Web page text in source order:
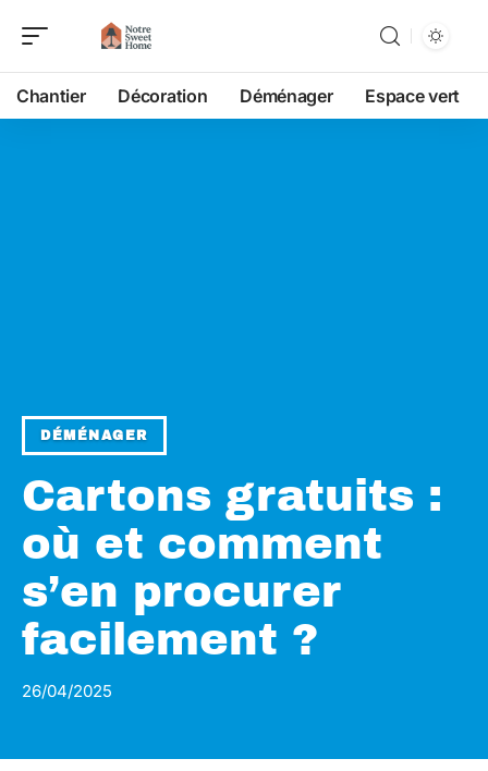
Chantier Décoration Déménager Espace vert
DÉMÉNAGER
Cartons gratuits :
où et comment
s’en procurer
facilement ?
26/04/2025